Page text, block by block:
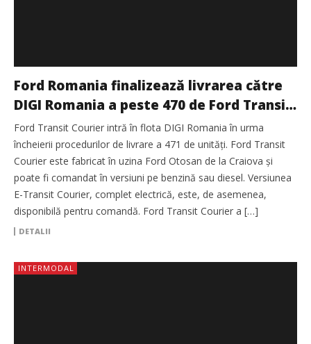
Ford Romania finalizează livrarea către
DIGI Romania a peste 470 de Ford Transit
Courier
Ford Transit Courier intră în flota DIGI Romania în urma
încheierii procedurilor de livrare a 471 de unități. Ford Transit
Courier este fabricat în uzina Ford Otosan de la Craiova și
poate fi comandat în versiuni pe benzină sau diesel. Versiunea
E-Transit Courier, complet electrică, este, de asemenea,
disponibilă pentru comandă. Ford Transit Courier a […]
DETALII
INTERMODAL